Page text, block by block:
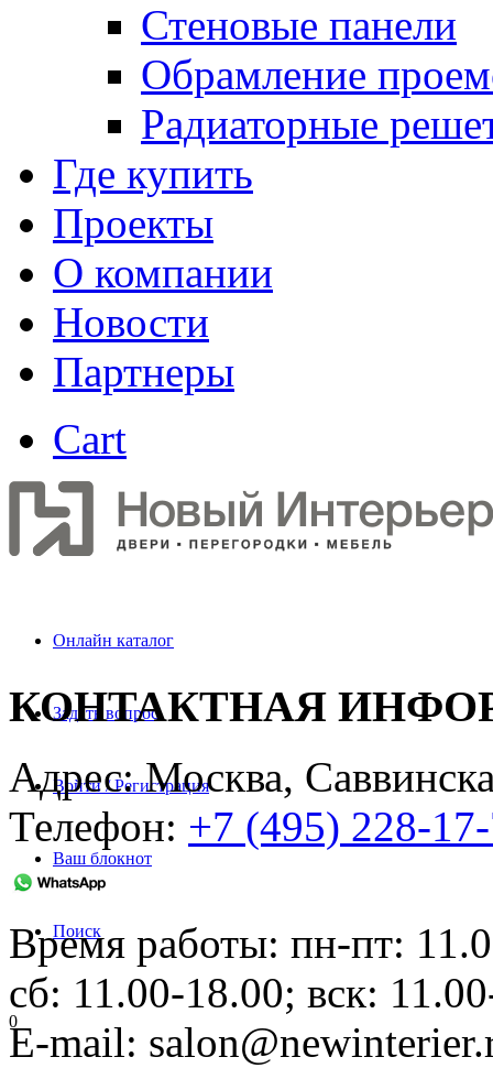
Стеновые панели
Обрамление
Радиаторные
Где купить
Проекты
О компании
Новости
Партнеры
Cart
Онлайн каталог
Задать вопрос
Войти / Регистрация
Ваш блокнот
Поиск
0
КОНТАКТНАЯ
Адрес: Москва,
Телефон: +7 (495) 228-
Время работы: пн-пт:
сб: 11.00-18.00; вск:
E-mail: